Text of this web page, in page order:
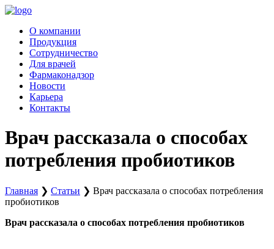
Перейти
содержимому
О компании
Продукция
Сотрудничество
Для врачей
Фармаконадзор
Новости
Карьера
Контакты
Врач рассказала о способах
потребления пробиотиков
Главная ❯ Статьи ❯ Врач рассказала о способах потребления
пробиотиков
Врач рассказала о способах потребления пробиотиков